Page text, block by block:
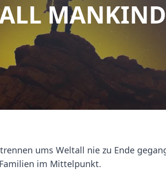
MANKIND
ums Weltall nie zu Ende
im Mittelpunkt.